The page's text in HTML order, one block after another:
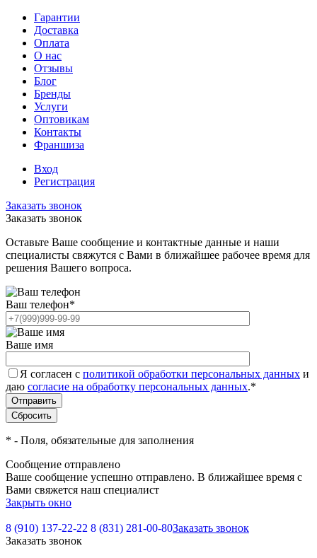
Гарантии
Доставка
Оплата
О нас
Отзывы
Блог
Бренды
Услуги
Оптовикам
Контакты
Франшиза
Вход
Регистрация
Заказать звонок
Заказать звонок
Оставьте Ваше сообщение и контактные данные и наши
специалисты свяжутся с Вами в ближайшее рабочее время для
решения Вашего вопроса.
Ваш телефон*
Ваше имя
Я согласен с политикой обработки персональных данных и
даю согласие на обработку персональных данных.*
* - Поля, обязательные для заполнения
Сообщение отправлено
Ваше сообщение успешно отправлено. В ближайшее время с
Вами свяжется наш специалист
Закрыть окно
8 (910) 137-22-22 8 (831) 281-00-80Заказать звонок
Заказать звонок